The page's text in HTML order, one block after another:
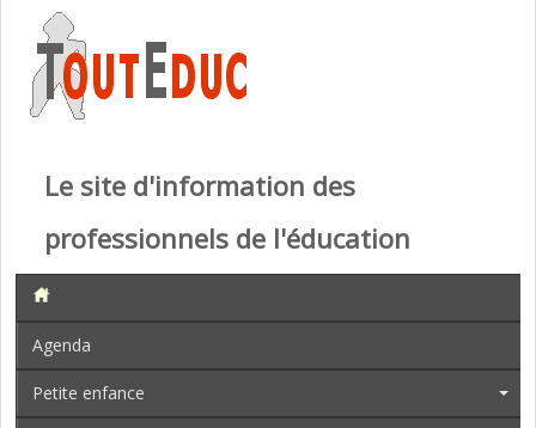
Le site d'information des
professionnels de l'éducation
Agenda
Petite enfance